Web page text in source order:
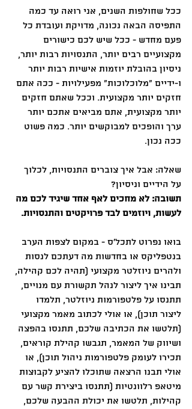
ככל שחולפות השנים, אני רואה עד כמה
התפיסה הבאה נכונה, מדויקת ועובדת כל
פעם מחדש - ככל שיש לכם כישורים
מקצועיים רבים יותר, התנסויות רבות יותר,
ניסיון בהובלת יוזמות אישיות רבות יותר
ו-ידיים ״מלוכלוכות״ מפעילויות - ככה אתם
חזקים יותר מקצועית. וככל שאתם חזקים
יותר מקצועית, אתם מביאים אתכם יותר
ערך והופכים למבוקשים יותר. כמה פשוט
ככה נכון.
שאלה: אבל איך צוברים התנסויות, לכלוך
על הידיים וניסיון?
תשובה: לא מחכים לאף אחד שיגיד לכם מה
לעשות, ויוזמים לבד פרויקטים והתנסויות.
בואו נפרוט לתכל׳ס - במקום לצפות הערב
בנטפליקס או בחדשות מה דעתכם לנסות
ולהרים ניוזלטר מקצועי (תהיה לכם קהילה,
תבינו איך ליצור לנהל תקשורת עם מנויים,
תתנסו על פלטפורמות ניוזלטר, תלמדו
ליצור תוכן), או אולי לכתוב מאמר מקצועי
(תלטשו את הכתיבה שלכם, תתנסו בהפצה
ושיווק של המאמר, תגבשו קהילת קוראים,
תכירו לעומק פלטפורמות ניהול תוכן), או
אולי תבנו הרצאה שתוכלו להציע לקבוצות
מיטאפ רלוונטיות (תתנסו ביצירת קשר עם
קהילות, תלטשו את יכולת ההבעה שלכם,